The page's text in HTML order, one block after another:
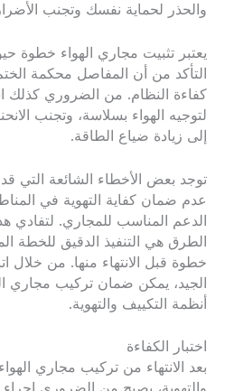
والحذر لحماية نفسك وتجنب
يعتبر تثبيت مجاري الهواء خطوة
التأكد من أن المفاصل محكمة
كفاءة النظام. من الضروري كذلك
لتوجيه الهواء بسلاسة، وتجنب
إلى زيادة ضياع الطاقة.
توجد بعض الأخطاء الشائعة التي
عدم ضمان كفاية التهوية في
الدعم المناسب للمجاري. لتفادي
الطرق هي التنفيذ الدقيق للخطة
خطوة قبل الانتهاء منها. من خلال
الجيد، يمكن ضمان تركيب مجاري
أنظمة التكييف والتهوية.
اختبار الكفاءة
بعد الانتهاء من تركيب مجاري